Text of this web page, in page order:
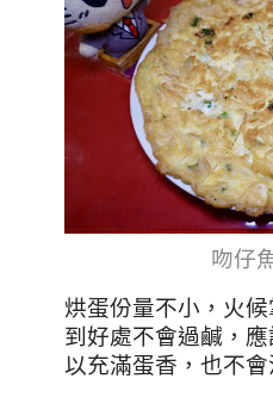
吻仔
烘蛋份量不小，火
到好處不會過鹹，
以充滿蛋香，也不會